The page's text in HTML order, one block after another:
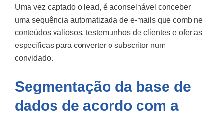
Uma vez captado o lead, é aconselhável conceber
uma sequência automatizada de e-mails que combine
conteúdos valiosos, testemunhos de clientes e ofertas
específicas para converter o subscritor num
convidado.
Segmentação da base de
dados de acordo com a